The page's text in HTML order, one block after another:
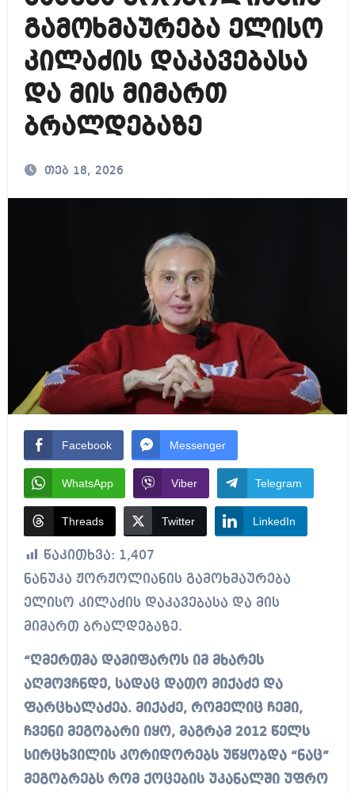
გამოხმაურება ელისო
კილაძის დაკავებასა
და მის მიმართ
ბრალდებაზე
თებ 18, 2026
Facebook Messenger
WhatsApp Viber Telegram
Threads Twitter LinkedIn
წაკითხვა: 1,407
ნანუკა ჟორჟოლიანის გამოხმაურება
ელისო კილაძის დაკავებასა და მის
მიმართ ბრალდებაზე.
“ღმერთმა დამიფაროს იმ მხარეს
აღმოვჩნდე, სადაც დათო მიქაძე და
ფარცხალაძეა. მიქაძე, რომელიც ჩემი,
ჩვენი მეგობარი იყო, მაგრამ 2012 წელს
სირცხვილის კორიდორებს უწყობდა “ნაც”
მეგობრებს რომ ქოცების უკანალში უფრო